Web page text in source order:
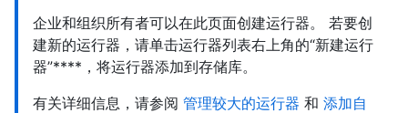
企业和组织所有者可以在此页面创建运行器。 若要创
建新的运行器，请单击运行器列表右上角的“新建运行
器”****，将运行器添加到存储库。
有关详细信息，请参阅 管理较大的运行器 和 添加自